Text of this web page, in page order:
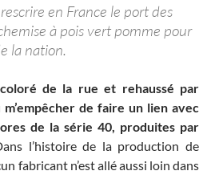
en France le port des
à pois vert pomme pour
la nation.
de la rue et rehaussé par
m’empêcher de faire un lien avec
de la série 40, produites par
l’histoire de la production de
fabricant n’est allé aussi loin dans